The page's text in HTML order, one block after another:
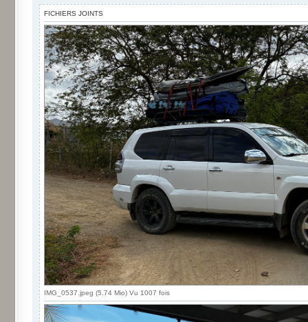
FICHIERS JOINTS
IMG_0537.jpeg (5.74 Mio) Vu 1007 fois